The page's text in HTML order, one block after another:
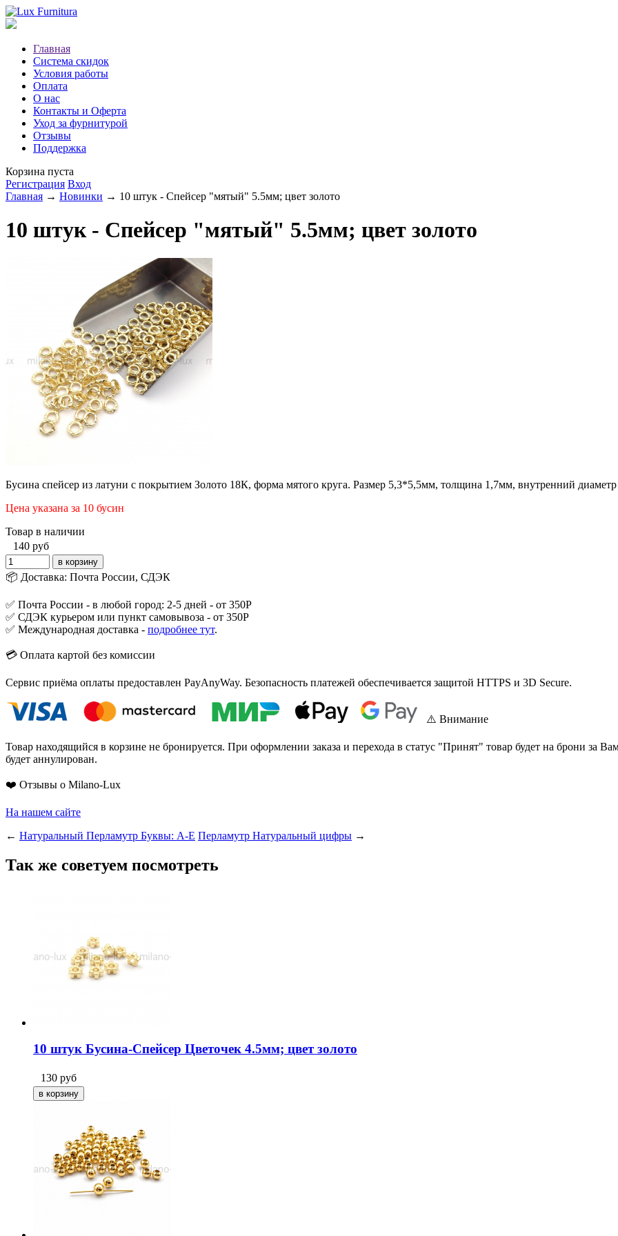
Главная
Система скидок
Условия работы
Оплата
О нас
Контакты и Оферта
Уход за фурнитурой
Отзывы
Поддержка
Корзина пуста
Регистрация Вход
Главная → Новинки → 10 штук - Спейсер "мятый" 5.5мм; цвет золото
10 штук - Спейсер "мятый" 5.5мм; цвет золото
Бусина спейсер из латуни с покрытием Золото 18К, форма мятого круга. Размер 5,3*5,5мм, толщина 1,7мм, внутренний
Цена указана за 10 бусин
Товар в наличии
140 руб
📦 Доставка: Почта России, СДЭК
✅ Почта России - в любой город: 2-5 дней - от 350Р
✅ СДЭК курьером или пункт самовывоза - от 350Р
✅ Международная доставка - подробнее тут.
💳 Оплата картой без комиссии
Сервис приёма оплаты предоставлен PayAnyWay. Безопасность платежей обеспечивается защитой HTTPS и 3D Secure.
⚠️ Внимание
Товар находящийся в корзине не бронируется. При оформлении заказа и перехода в статус "Принят" товар будет на брони за
будет аннулирован.
❤️ Отзывы о Milano-Lux
На нашем сайте
← Натуральный Перламутр Буквы: A-E Перламутр Натуральный цифры →
Так же советуем посмотреть
10 штук Бусина-Спейсер Цветочек 4.5мм; цвет золото
130 руб